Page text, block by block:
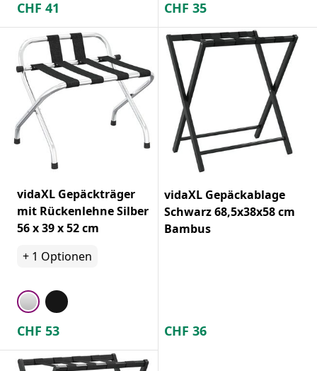
CHF 41 CHF 35
vidaXL Gepäckträger
mit Rückenlehne Silber
56 x 39 x 52 cm
+ 1 Optionen
CHF 53
vidaXL Gepäckablage
Schwarz 68,5x38x58 cm
Bambus
CHF 36